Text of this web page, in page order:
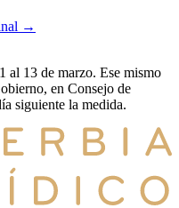
→
al 13 de marzo. Ese mismo
en Consejo de
siguiente la medida.